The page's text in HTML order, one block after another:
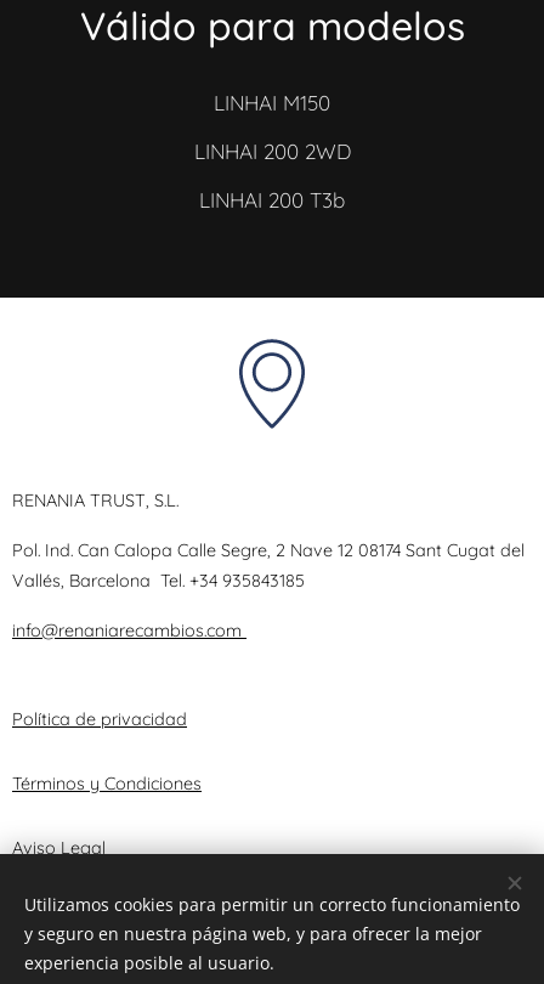
Válido para modelos
LINHAI M150
LINHAI 200 2WD
LINHAI 200 T3b
RENANIA TRUST, S.L.
Pol. Ind. Can Calopa Calle Segre, 2 Nave 12 08174 Sant Cugat del
Vallés, Barcelona Tel. +34 935843185
info@renaniarecambios.com
Política de privacidad
Términos y Condiciones
Aviso Legal
© 2025 RENANIA TRUST, S.L. Cookies
Utilizamos cookies para permitir un correcto funcionamiento
y seguro en nuestra página web, y para ofrecer la mejor
experiencia posible al usuario.